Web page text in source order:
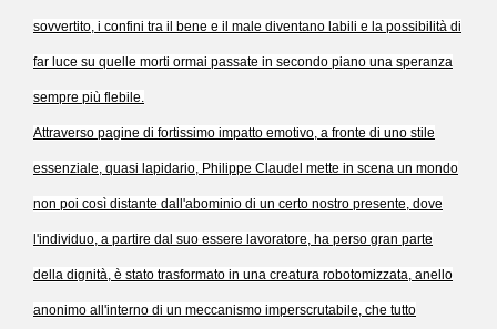
sovvertito, i confini tra il bene e il male diventano labili e la possibilità di
far luce su quelle morti ormai passate in secondo piano una speranza
sempre più flebile.
Attraverso pagine di fortissimo impatto emotivo, a fronte di uno stile
essenziale, quasi lapidario, Philippe Claudel mette in scena un mondo
non poi così distante dall'abominio di un certo nostro presente, dove
l'individuo, a partire dal suo essere lavoratore, ha perso gran parte
della dignità, è stato trasformato in una creatura robotomizzata, anello
anonimo all'interno di un meccanismo imperscrutabile, che tutto